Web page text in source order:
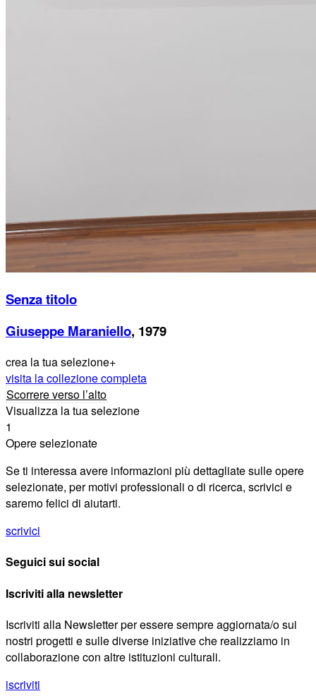
Senza titolo
Giuseppe Maraniello, 1979
crea la tua selezione+
visita la collezione completa
Scorrere verso l’alto
Visualizza la tua selezione
1
Opere selezionate
Se ti interessa avere informazioni più dettagliate sulle opere
selezionate, per motivi professionali o di ricerca, scrivici e
saremo felici di aiutarti.
scrivici
Seguici sui social
Iscriviti alla newsletter
Iscriviti alla Newsletter per essere sempre aggiornata/o sui
nostri progetti e sulle diverse iniziative che realizziamo in
collaborazione con altre istituzioni culturali.
iscriviti